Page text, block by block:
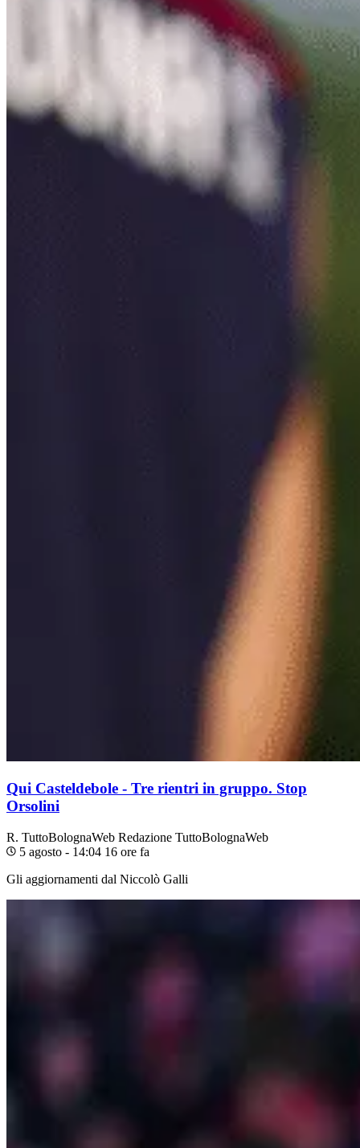
Qui Casteldebole - Tre rientri in gruppo. Stop
Orsolini
R. TuttoBolognaWeb Redazione TuttoBolognaWeb
5 agosto - 14:04 16 ore fa
Gli aggiornamenti dal Niccolò Galli